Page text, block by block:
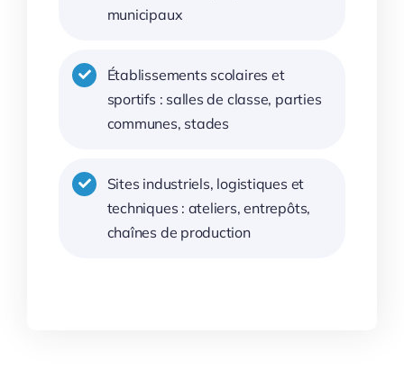
municipaux
Établissements scolaires et
sportifs : salles de classe, parties
communes, stades
Sites industriels, logistiques et
techniques : ateliers, entrepôts,
chaînes de production